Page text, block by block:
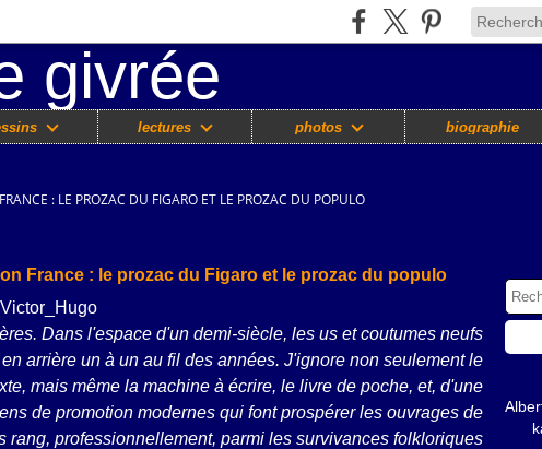
lectures photos biographie
: LE PROZAC DU FIGARO ET LE PROZAC DU POPULO
France : le prozac du Figaro et le prozac du populo
Dans l'espace d'un demi-siècle, les us et coutumes neufs
arrière un à un au fil des années. J'ignore non seulement le
mais même la machine à écrire, le livre de poche, et, d'une
de promotion modernes qui font prospérer les ouvrages de
rang, professionnellement, parmi les survivances folkloriques